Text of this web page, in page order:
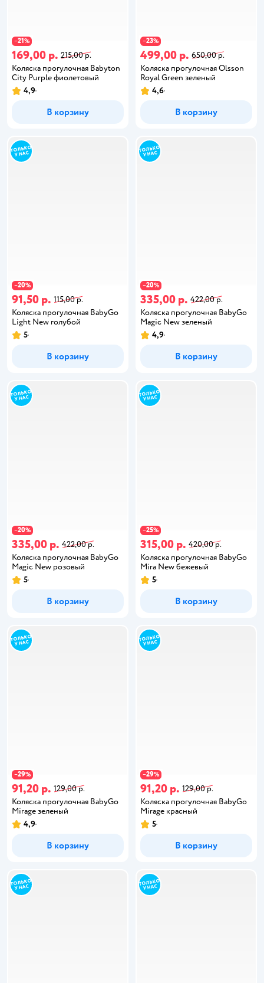
−21%
169,00 р. 215,00 р.
Коляска прогулочная Babyton
City Purple фиолетовый
4,9
В корзину
−23%
499,00 р. 650,00 р.
Коляска прогулочная Olsson
Royal Green зеленый
4,6
В корзину
−20%
91,50 р. 115,00 р.
Коляска прогулочная BabyGo
Light New голубой
5
В корзину
−20%
335,00 р. 422,00 р.
Коляска прогулочная BabyGo
Magic New зеленый
4,9
В корзину
−20%
335,00 р. 422,00 р.
Коляска прогулочная BabyGo
Magic New розовый
5
В корзину
−25%
315,00 р. 420,00 р.
Коляска прогулочная BabyGo
Mira New бежевый
5
В корзину
−29%
91,20 р. 129,00 р.
Коляска прогулочная BabyGo
Mirage зеленый
4,9
В корзину
−29%
91,20 р. 129,00 р.
Коляска прогулочная BabyGo
Mirage красный
5
В корзину